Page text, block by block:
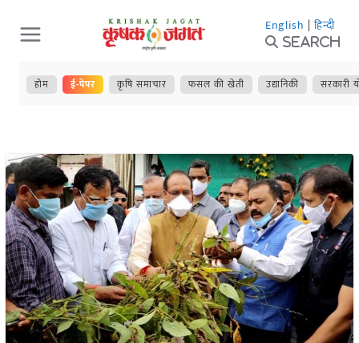
Skip
to
content
English | हिन्दी
Search
होम ई-पेपर कृषि समाचार फसल की खेती उद्यानिकी सरकारी